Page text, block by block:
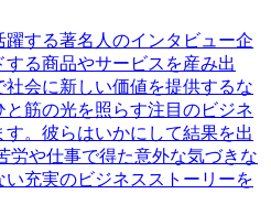
躍する著名人のインタビュー企
る商品やサービスを産み出
会に新しい価値を提供するな
と筋の光を照らす注目のビジネ
。彼らはいかにして結果を出
労や仕事で得た意外な気づきな
い充実のビジネスストーリーを